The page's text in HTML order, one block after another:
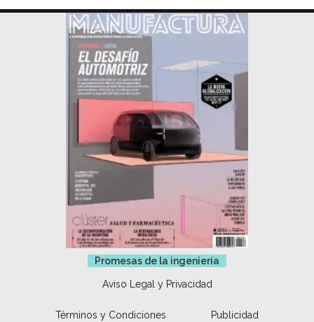
Promesas de la ingeniería
Aviso Legal y Privacidad
Términos y Condiciones Publicidad